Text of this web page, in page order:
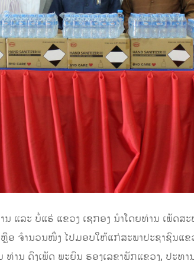
ນ ແລະ ບໍ່ແຮ່ ແຂວງ ເຊກອງ ນໍາໂດຍທ່ານ ເພັ
ອ ຈໍານວນໜຶ່ງ ໄປມອບໃຫ້ແກ່ສະພາປະຊາຊົນແຂ
ທ່ານ ດົງເພັດ ພະຍົນ ຮອງເລຂາພັກແຂວງ, ປະທ